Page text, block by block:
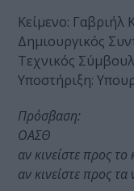
Κείμενο: Γαβριήλ
Δημιουργικός
Τεχνικός
Υποστήριξη:
Πρόσβαση:
ΟΑΣΘ
αν κινείστε προς
αν κινείστε προς